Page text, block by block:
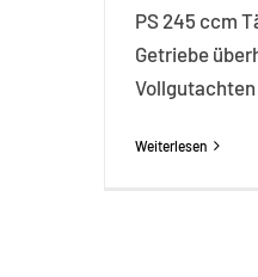
PS 245 ccm
Getriebe
Vollgutachten
Weiterlesen